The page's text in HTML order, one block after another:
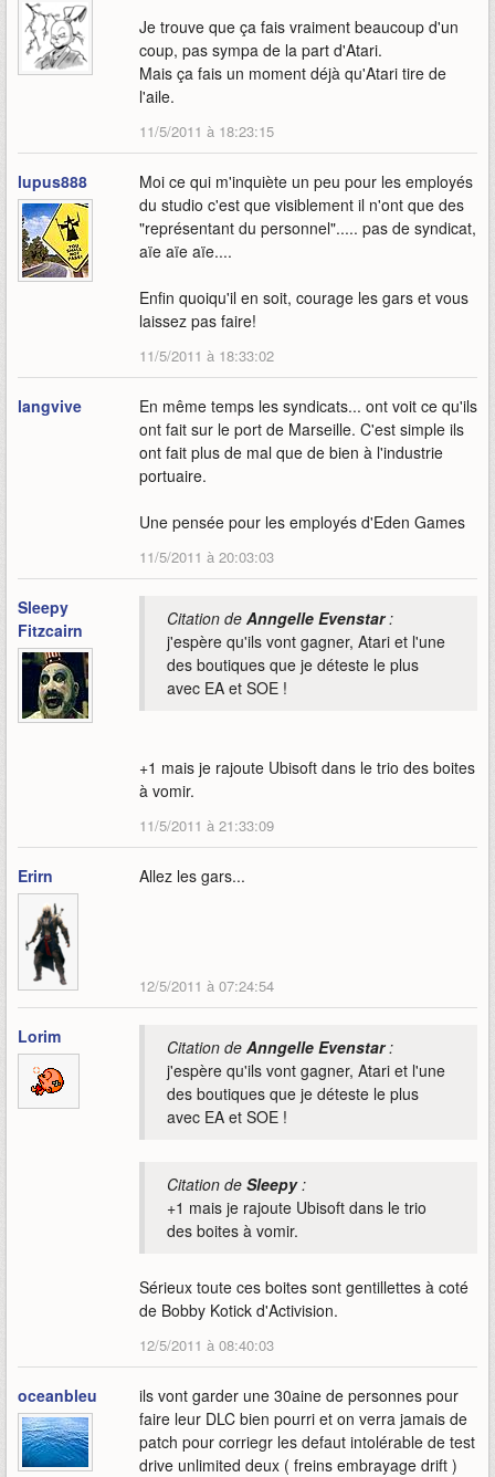
Je trouve que ça fais vraiment beaucoup d'un
coup, pas sympa de la part d'Atari.
Mais ça fais un moment déjà qu'Atari tire de
l'aile.
11/5/2011 à 18:23:15
lupus888
Moi ce qui m'inquiète un peu pour les employés
du studio c'est que visiblement il n'ont que des
"représentant du personnel"..... pas de syndicat,
aïe aïe aïe....
Enfin quoiqu'il en soit, courage les gars et vous
laissez pas faire!
11/5/2011 à 18:33:02
langvive
En même temps les syndicats... ont voit ce qu'ils
ont fait sur le port de Marseille. C'est simple ils
ont fait plus de mal que de bien à l'industrie
portuaire.
Une pensée pour les employés d'Eden Games
11/5/2011 à 20:03:03
Sleepy
Fitzcairn
Citation de Anngelle Evenstar:
j'espère qu'ils vont gagner, Atari et l'une
des boutiques que je déteste le plus
avec EA et SOE !
+1 mais je rajoute Ubisoft dans le trio des boites
à vomir.
11/5/2011 à 21:33:09
Erirn Allez les gars...
12/5/2011 à 07:24:54
Lorim Citation de Anngelle Evenstar:
j'espère qu'ils vont gagner, Atari et l'une
des boutiques que je déteste le plus
avec EA et SOE !
Citation de Sleepy:
+1 mais je rajoute Ubisoft dans le trio
des boites à vomir.
Sérieux toute ces boites sont gentillettes à coté
de Bobby Kotick d'Activision.
12/5/2011 à 08:40:03
oceanbleu
ils vont garder une 30aine de personnes pour
faire leur DLC bien pourri et on verra jamais de
patch pour corriegr les defaut intolérable de test
drive unlimited deux ( freins embrayage drift )